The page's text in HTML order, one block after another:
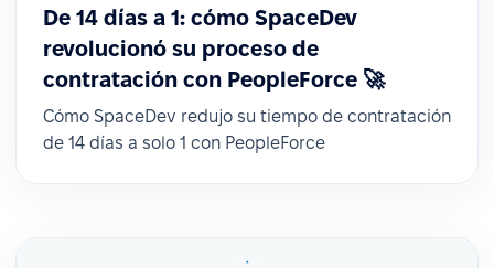
De 14 días a 1: cómo SpaceDev
revolucionó su proceso de
contratación con PeopleForce 🚀
Cómo SpaceDev redujo su tiempo de contratación
de 14 días a solo 1 con PeopleForce